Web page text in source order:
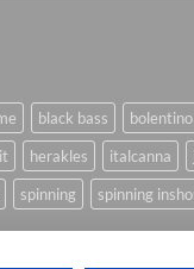
black bass bolentino
herakles italcanna
spinning spinning